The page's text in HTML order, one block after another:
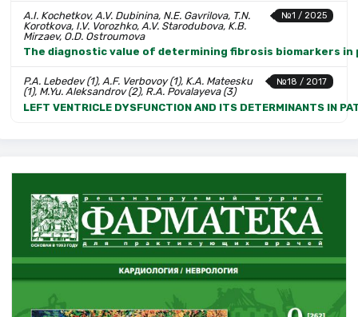
№1 / 2025
A.I. Kochetkov, A.V. Dubinina, N.E. Gavrilova, T.N.
Korotkova, I.V. Vorozhko, A.V. Starodubova, K.B.
Mirzaev, O.D. Ostroumova
The diagnostic value of determining fibrosis biomarkers
№18 / 2017
P.A. Lebedev (1), A.F. Verbovoy (1), K.A. Mateesku
(1), M.Yu. Aleksandrov (2), R.A. Povalayeva (3)
LEFT VENTRICLE DYSFUNCTION AND ITS DETERMINANTS IN